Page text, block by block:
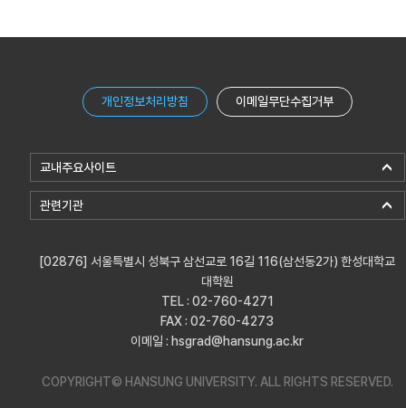
개인정보처리방침 이메일무단수집거부
교내주요사이트
관련기관
[02876] 서울특별시 성북구 삼선교로 16길 116(삼선동2가) 한성대학교
대학원
TEL : 02-760-4271
FAX : 02-760-4273
이메일 : hsgrad@hansung.ac.kr
COPYRIGHT© HANSUNG UNIVERSITY. ALL RIGHTS RESERVED.